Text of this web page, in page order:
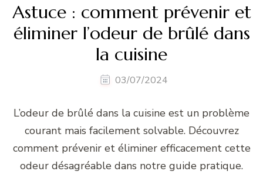
Astuce : comment prévenir et
éliminer l’odeur de brûlé dans
la cuisine
03/07/2024
L’odeur de brûlé dans la cuisine est un problème
courant mais facilement solvable. Découvrez
comment prévenir et éliminer efficacement cette
odeur désagréable dans notre guide pratique.